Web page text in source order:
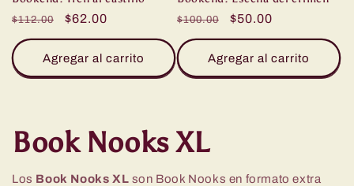
Precio
habitual
$112.00
Precio
de
oferta
$62.00
Agregar al carrito
Precio
habitual
$100.00
Precio
de
oferta
$50.00
Agregar al carrito
Book Nooks XL
Los Book Nooks XL son Book Nooks en formato extra